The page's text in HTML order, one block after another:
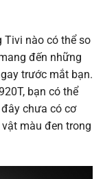
Tivi nào có thể so
đến những
trước mắt bạn.
bạn có thể
chưa có cơ
màu đen trong